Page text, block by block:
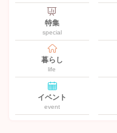
特集
special
暮らし
life
イベント
event